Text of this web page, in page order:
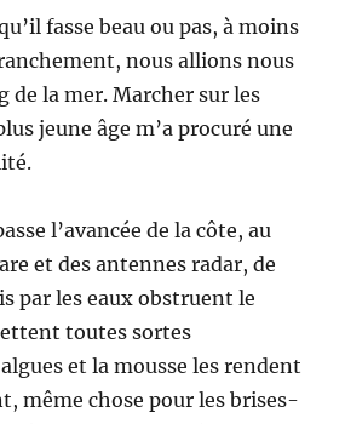
fasse beau ou pas, à moins
nous allions nous
de la mer. Marcher sur les
jeune âge m’a procuré une
l’avancée de la côte, au
et des antennes radar, de
par les eaux obstruent le
toutes sortes
algues et la mousse les rendent
même chose pour les brises-